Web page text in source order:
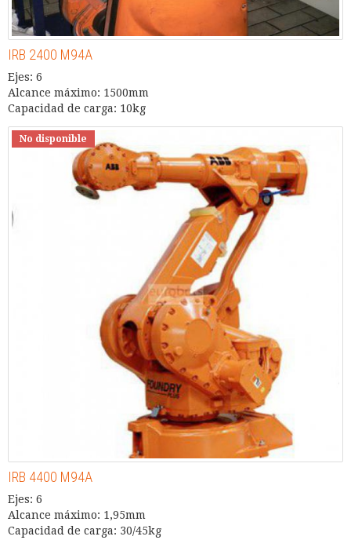
IRB 2400 M94A
Ejes: 6
Alcance máximo: 1500mm
Capacidad de carga: 10kg
No disponible
IRB 4400 M94A
Ejes: 6
Alcance máximo: 1,95mm
Capacidad de carga: 30/45kg